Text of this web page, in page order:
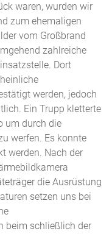
waren, wurden wir
zum ehemaligen
vom Großbrand
zahlreiche
Dort
werden, jedoch
Ein Trupp kletterte
um durch die
werfen. Es konnte
werden. Nach der
die Ausrüstung
setzen uns bei
beim schließlich der